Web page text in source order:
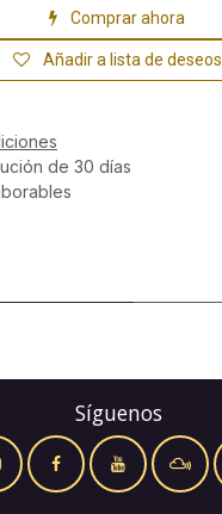
Comprar ahora
Añadir a lista de deseos
de 30 días
Síguenos